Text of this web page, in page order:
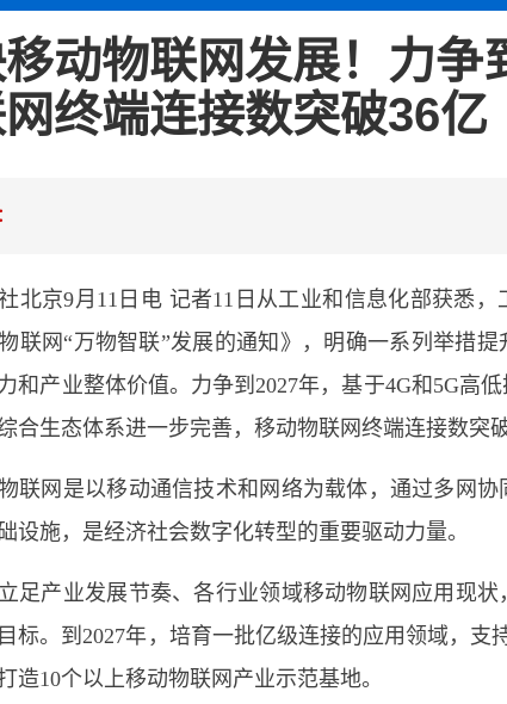
动物联网发展！力争
终端连接数突破36亿
京9月11日电 记者11日从工业和信息化部获悉，
联网“万物智联”发展的通知》，明确一系列举措提
和产业整体价值。力争到2027年，基于4G和5G高
合生态体系进一步完善，移动物联网终端连接数突破
网是以移动通信技术和网络为载体，通过多网协
设施，是经济社会数字化转型的重要驱动力量。
产业发展节奏、各行业领域移动物联网应用现状
标。到2027年，培育一批亿级连接的应用领域，支
造10个以上移动物联网产业示范基地。